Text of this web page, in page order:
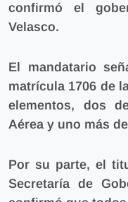
confirmó el
Velasco.
El mandatario
matrícula 1706 de
elementos, dos
Aérea y uno más
Por su parte, el
Secretaría de